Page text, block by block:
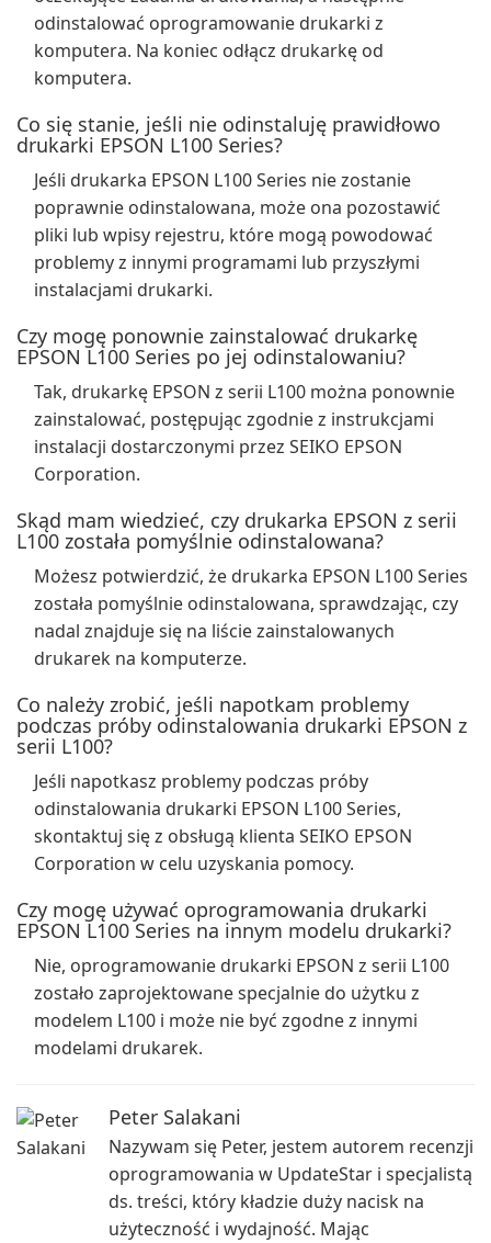
odinstalować oprogramowanie drukarki z
komputera. Na koniec odłącz drukarkę od
komputera.
Co się stanie, jeśli nie odinstaluję prawidłowo
drukarki EPSON L100 Series?
Jeśli drukarka EPSON L100 Series nie zostanie
poprawnie odinstalowana, może ona pozostawić
pliki lub wpisy rejestru, które mogą powodować
problemy z innymi programami lub przyszłymi
instalacjami drukarki.
Czy mogę ponownie zainstalować drukarkę
EPSON L100 Series po jej odinstalowaniu?
Tak, drukarkę EPSON z serii L100 można ponownie
zainstalować, postępując zgodnie z instrukcjami
instalacji dostarczonymi przez SEIKO EPSON
Corporation.
Skąd mam wiedzieć, czy drukarka EPSON z serii
L100 została pomyślnie odinstalowana?
Możesz potwierdzić, że drukarka EPSON L100 Series
została pomyślnie odinstalowana, sprawdzając, czy
nadal znajduje się na liście zainstalowanych
drukarek na komputerze.
Co należy zrobić, jeśli napotkam problemy
podczas próby odinstalowania drukarki EPSON z
serii L100?
Jeśli napotkasz problemy podczas próby
odinstalowania drukarki EPSON L100 Series,
skontaktuj się z obsługą klienta SEIKO EPSON
Corporation w celu uzyskania pomocy.
Czy mogę używać oprogramowania drukarki
EPSON L100 Series na innym modelu drukarki?
Nie, oprogramowanie drukarki EPSON z serii L100
zostało zaprojektowane specjalnie do użytku z
modelem L100 i może nie być zgodne z innymi
modelami drukarek.
Peter Salakani
Nazywam się Peter, jestem autorem recenzji
oprogramowania w UpdateStar i specjalistą
ds. treści, który kładzie duży nacisk na
użyteczność i wydajność. Mając